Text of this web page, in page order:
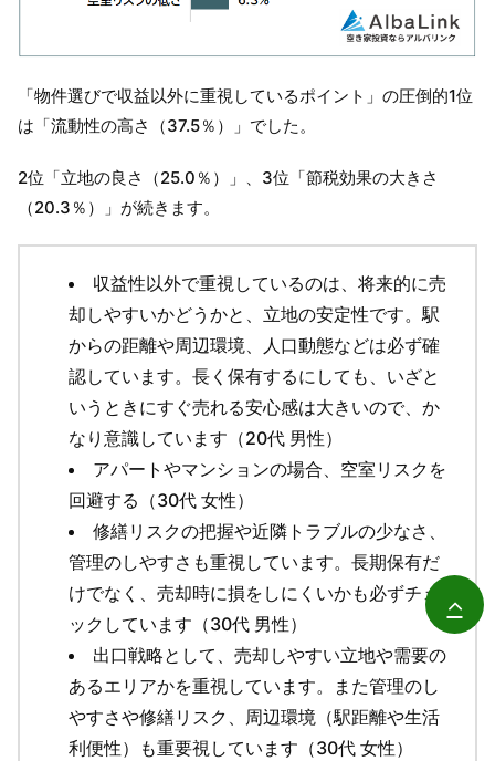
「物件選びで収益以外に重視しているポイント」の圧倒的1位
は「流動性の高さ（37.5％）」でした。
2位「立地の良さ（25.0％）」、3位「節税効果の大きさ
（20.3％）」が続きます。
収益性以外で重視しているのは、将来的に売
却しやすいかどうかと、立地の安定性です。駅
からの距離や周辺環境、人口動態などは必ず確
認しています。長く保有するにしても、いざと
いうときにすぐ売れる安心感は大きいので、か
なり意識しています（20代 男性）
アパートやマンションの場合、空室リスクを
回避する（30代 女性）
修繕リスクの把握や近隣トラブルの少なさ、
管理のしやすさも重視しています。長期保有だ
けでなく、売却時に損をしにくいかも必ずチェ
ックしています（30代 男性）
出口戦略として、売却しやすい立地や需要の
あるエリアかを重視しています。また管理のし
やすさや修繕リスク、周辺環境（駅距離や生活
利便性）も重要視しています（30代 女性）